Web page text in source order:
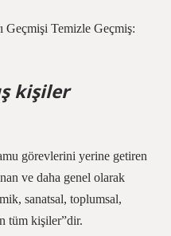
Geçmişi Temizle Geçmiş:
kişiler
görevlerini yerine getiren
ve daha genel olarak
sanatsal, toplumsal,
tüm kişiler”dir.